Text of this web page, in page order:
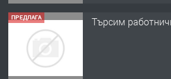
ПРЕДЛАГА Търсим